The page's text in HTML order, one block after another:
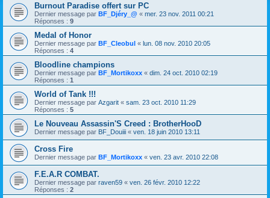
Burnout Paradise offert sur PC
Dernier message par BF_Djéry_@ « mer. 23 nov. 2011 00:21
Réponses : 9
Medal of Honor
Dernier message par BF_Cleobul « lun. 08 nov. 2010 20:05
Réponses : 4
Bloodline champions
Dernier message par BF_Mortikoxx « dim. 24 oct. 2010 02:19
Réponses : 1
World of Tank !!!
Dernier message par Azgarit « sam. 23 oct. 2010 11:29
Réponses : 5
Le Nouveau Assassin'S Creed : BrotherHooD
Dernier message par BF_Douiii « ven. 18 juin 2010 13:11
Cross Fire
Dernier message par BF_Mortikoxx « ven. 23 avr. 2010 22:08
F.E.A.R COMBAT.
Dernier message par raven59 « ven. 26 févr. 2010 12:22
Réponses : 2